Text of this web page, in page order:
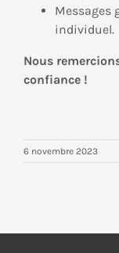
Messages
individuel.
Nous
confiance !
6 novembre 2023